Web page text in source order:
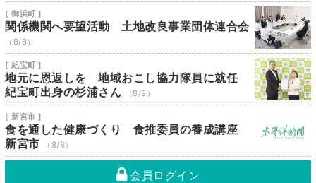
[ 御浜町 ]
関係機関へ要望活動 土地改良事業団体連合会
（8/8）
[ 紀宝町 ]
地元に恩返しを 地域おこし協力隊員に就任
紀宝町出身の杉浦さん
（8/8）
[ 新宮市 ]
食を通した健康づくり 食推委員の養成講座
新宮市
（8/8）
会員ログイン